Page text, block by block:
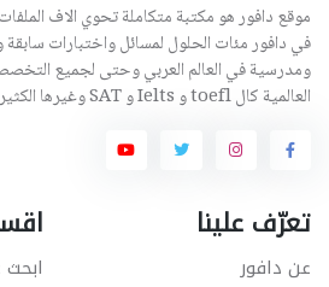
موقع دافور هو مكتبة متكاملة تحوي الاف
في دافور مئات الحلول لمسائل واختبارات
ومدرسية في العالم العربي وحتى لجميع
العالمية كال toefl و Ielts و SAT وغيرها الكثير.
تعرّف علينا
عن دافور